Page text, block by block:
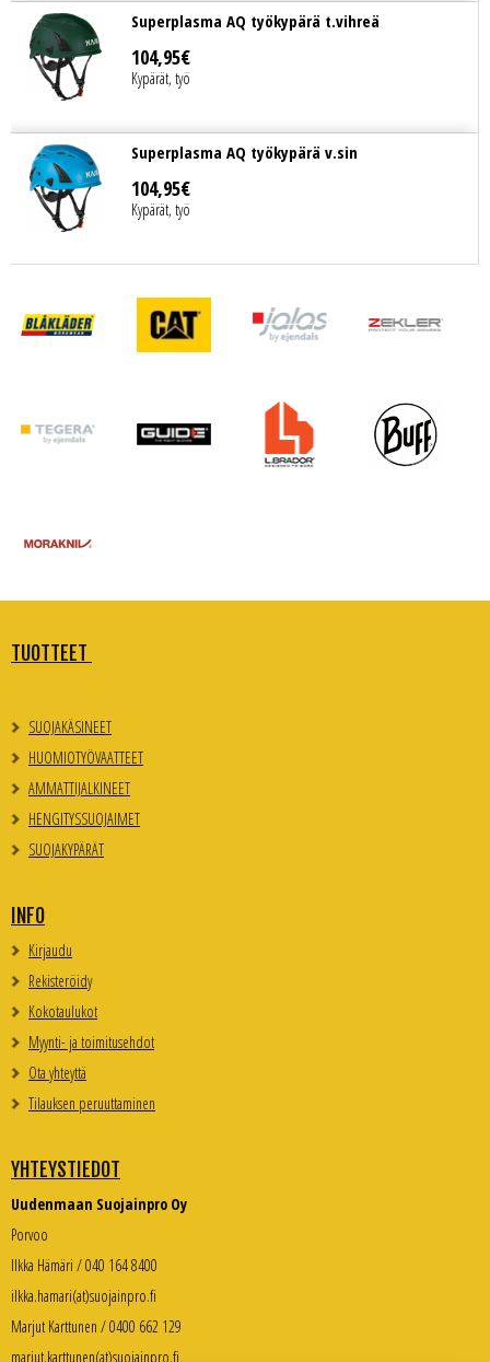
Superplasma AQ työkypärä t.vihreä
104,95€
Kypärät, työ
Superplasma AQ työkypärä v.sin
104,95€
Kypärät, työ
TUOTTEET
SUOJAKÄSINEET
HUOMIOTYÖVAATTEET
AMMATTIJALKINEET
HENGITYSSUOJAIMET
SUOJAKYPÄRÄT
INFO
Kirjaudu
Rekisteröidy
Kokotaulukot
Myynti- ja toimitusehdot
Ota yhteyttä
Tilauksen peruuttaminen
YHTEYSTIEDOT
Uudenmaan Suojainpro Oy
Porvoo
Ilkka Hämäri / 040 164 8400
ilkka.hamari(at)suojainpro.fi
Marjut Karttunen / 0400 662 129
marjut.karttunen(at)suojainpro.fi